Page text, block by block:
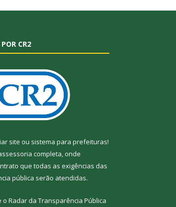
CR2
site ou sistema para prefeituras!
completa, onde
que todas as exigências das
pública serão atendidas.
o Radar da Transparência Pública